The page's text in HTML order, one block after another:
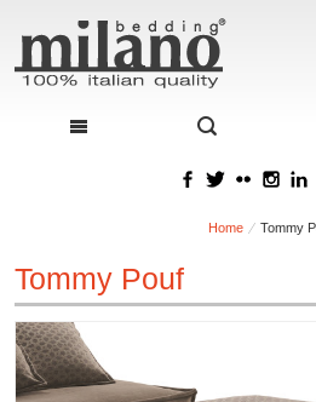
Home Tommy
Tommy Pouf